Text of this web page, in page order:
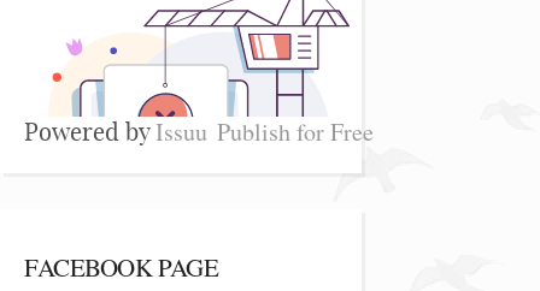
Powered byIssuu Publish for Free
FACEBOOK PAGE